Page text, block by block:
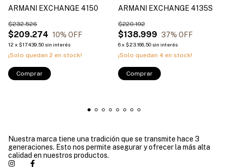
ARMANI EXCHANGE 4150
$209.274
$232.526
10% OFF
12 x $17.439,50 sin interés
¡Solo quedan 2 en stock!
Comprar
ARMANI EXCHANGE 4135S
$138.999
$220.192
37% OFF
6x $23.166,50 sin interés
¡Solo quedan 4 en stock!
Comprar
Nuestra marca tiene una tradición que se transmite hace 3
generaciones. Esto nos permite asegurar y ofrecer la más alta
calidad en nuestros productos.